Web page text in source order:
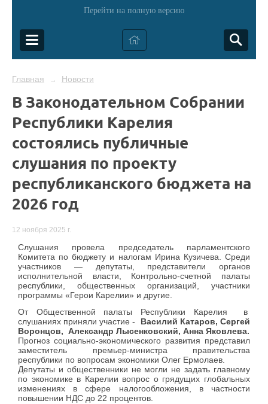
Перейти на полную версию
Главная → Новости
В Законодательном Собрании
Республики Карелия
состоялись публичные
слушания по проекту
республиканского бюджета на
2026 год
12 ноября 2025 г.
Слушания провела председатель парламентского
Комитета по бюджету и налогам Ирина Кузичева. Среди
участников — депутаты, представители органов
исполнительной власти, Контрольно-счетной палаты
республики, общественных организаций, участники
программы «Герои Карелии» и другие.
От Общественной палаты Республики Карелия в
слушаниях приняли участие - Василий Катаров, Сергей
Воронцов, Александр Лысенковский, Анна Яковлева.
Прогноз социально-экономического развития представил
заместитель премьер-министра правительства
республики по вопросам экономики Олег Ермолаев.
Депутаты и общественники не могли не задать главному
по экономике в Карелии вопрос о грядущих глобальных
изменениях в сфере налогообложения, в частности
повышении НДС до 22 процентов.